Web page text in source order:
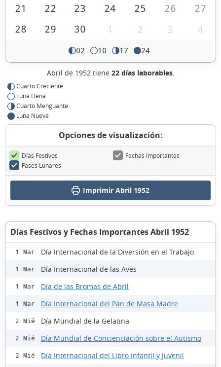
21
22 23 24 25 26
27
28
29 30 1 2 3 4
02 10 17 24
Abril de 1952 tiene 22 días laborables.
Cuarto Creciente
Luna Llena
Cuarto Menguante
Luna Nueva
Opciones de visualización:
Días Festivos
Fechas Importantes
Fases Lunares
Imprimir Abril 1952
Días Festivos y Fechas Importantes Abril 1952
1 Mar Día Internacional de la Diversión en el Trabajo
1 Mar Día Internacional de las Aves
1 Mar Día de las Bromas de Abril
1 Mar Día Internacional del Pan de Masa Madre
2 Mié Día Mundial de la Gelatina
2 Mié Día Mundial de Concienciación sobre el Autismo
2 Mié Día Internacional del Libro Infantil y Juvenil